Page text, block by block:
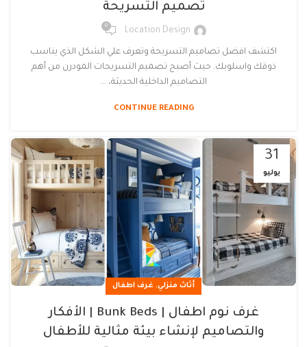
تصميم التسريحة
Location Design
0
اكتشف افضل تصاميم التسريحة وتعرف علي الشكل الذي يناسب
ذوقك واسلوبك. حيث أصبح تصميم التسريحات المودرن من أهم
التصاميم الداخلية الحديثة، ...
CONTINUE READING
31
يوليو
أثاث منزلي, غرف اطفال
غرف نوم اطفال | Bunk Beds | الأفكار
والتصاميم لإنشاء بيئة مثالية للأطفال